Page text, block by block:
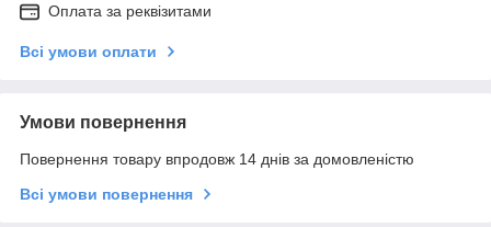
Оплата за реквізитами
Всі умови оплати
Умови повернення
Повернення товару впродовж 14 днів за домовленістю
Всі умови повернення